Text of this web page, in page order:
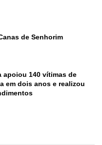
de Senhorim
apoiou 140 vítimas de
em dois anos e realizou